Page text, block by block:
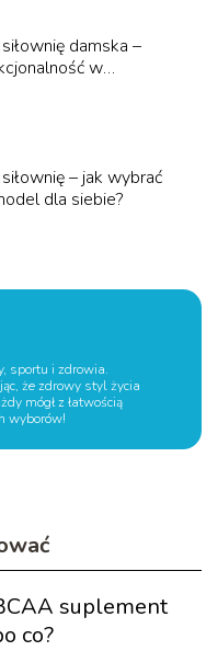
damska –
w
– jak wybrać
dla siebie?
sportu i zdrowia.
że zdrowy styl życia
mógł z łatwością
wyborów!
suplement
co?